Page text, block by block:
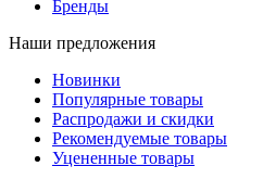
Бренды
Наши предложения
Новинки
Популярные товары
Распродажи и скидки
Рекомендуемые товары
Уцененные товары